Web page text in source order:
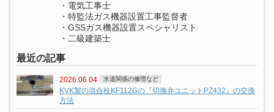
・電気工事士
・特監法ガス機器設置工事監督者
・GSSガス機器設置スペシャリスト
・二級建築士
最近の記事
2026.06.04 水道関係の修理など
KVK製の混合栓KF112Gの『切換弁ユニットPZ432』の交換
方法